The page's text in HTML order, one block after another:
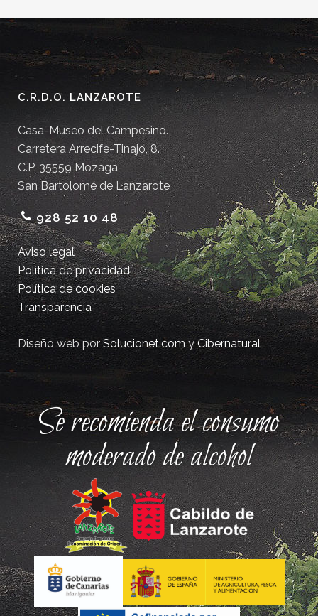
C.R.D.O. LANZAROTE
Casa-Museo del Campesino.
Carretera Arrecife-Tinajo, 8.
C.P. 35559 Mozaga
San Bartolomé de Lanzarote
928 52 10 48
Aviso legal
Política de privacidad
Política de cookies
Transparencia
Diseño web porSolucionet.comyCibernatural
Se recomienda el consumo
moderado de alcohol